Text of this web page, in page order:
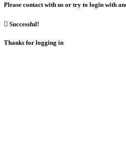
Please contact with us or try to login with
 Successful!
Thanks for logging in